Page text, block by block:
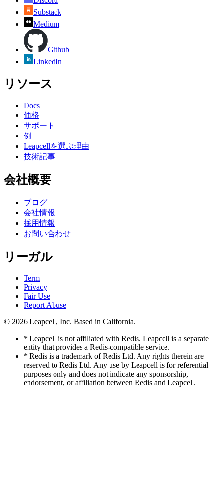
Substack
Medium
Github
LinkedIn
リソース
Docs
価格
サポート
例
Leapcellを選ぶ理由
技術記事
会社概要
ブログ
会社情報
採用情報
お問い合わせ
リーガル
Term
Privacy
Fair Use
Report Abuse
© 2026 Leapcell, Inc. Based in California.
* Leapcell is not affiliated with Redis. Leapcell is a separate
entity that provides a Redis-compatible service.
* Redis is a trademark of Redis Ltd. Any rights therein are
reserved to Redis Ltd. Any use by Leapcell is for referential
purposes only and does not indicate any sponsorship,
endorsement, or affiliation between Redis and Leapcell.